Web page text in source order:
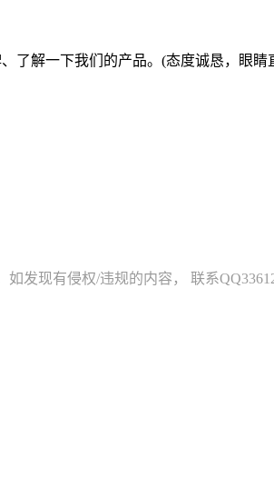
了解一下我们的产品。(态度诚恳，眼睛
发现有侵权/违规的内容， 联系